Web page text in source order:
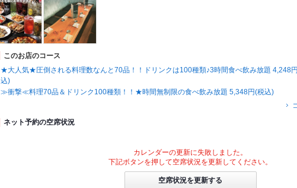
このお店のコース
★大人気★圧倒される料理数なんと70品！！ドリンクは100種類♪3時間食べ飲み放題 4,248
込)
≫衝撃≪料理70品＆ドリンク100種類！！★時間無制限の食べ飲み放題 5,348円(税込)
ネット予約の空席状況
カレンダーの更新に失敗しました。
下記ボタンを押して空席状況を更新してください。
空席状況を更新する